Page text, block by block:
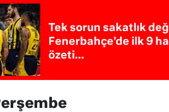
Tek sorun sakatlık
Fenerbahçe’de ilk 9
özeti…